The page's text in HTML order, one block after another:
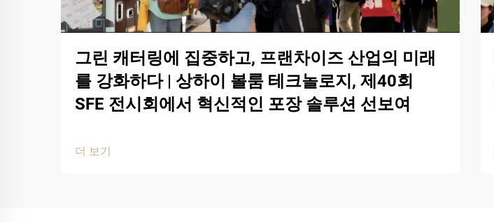
그린 캐터링에 집중하고, 프랜차이즈 산업의 미래
를 강화하다 | 상하이 볼룸 테크놀로지, 제40회
SFE 전시회에서 혁신적인 포장 솔루션 선보여
더 보기